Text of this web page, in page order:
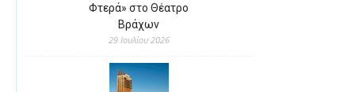
Φτερά» στο Θέατρο
Βράχων
29 Ιουλίου 2026